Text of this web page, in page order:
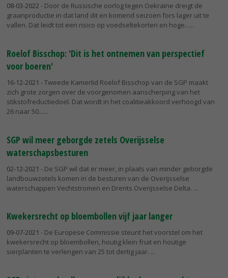
08-03-2022 - Door de Russische oorlog tegen Oekraïne dreigt de
graanproductie in dat land dit en komend seizoen fors lager uit te
vallen. Dat leidt tot een risico op voedseltekorten en hoge...
Roelof Bisschop: 'Dit is het ontnemen van perspectief
voor boeren'
16-12-2021 - Tweede Kamerlid Roelof Bisschop van de SGP maakt
zich grote zorgen over de voorgenomen aanscherping van het
stikstofreductiedoel. Dat wordt in het coalitieakkoord verhoogd van
26 naar 50...
SGP wil meer geborgde zetels Overijsselse
waterschapsbesturen
02-12-2021 - De SGP wil dat er meer, in plaats van minder geborgde
landbouwzetels komen in de besturen van de Overijsselse
waterschappen Vechtstromen en Drents Overijsselse Delta.
Kwekersrecht op bloembollen vijf jaar langer
09-07-2021 - De Europese Commissie steunt het voorstel om het
kwekersrecht op bloembollen, houtig klein fruit en houtige
sierplanten te verlengen van 25 tot dertig jaar.